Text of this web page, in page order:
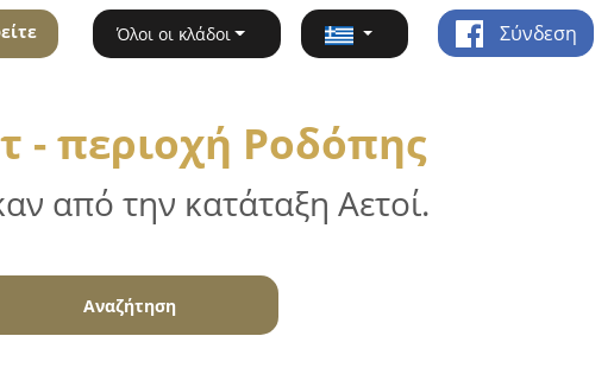
Όλοι οι κλάδοι Σύνδεση
- περιοχή Ροδόπης
από την κατάταξη Αετοί.
Αναζήτηση